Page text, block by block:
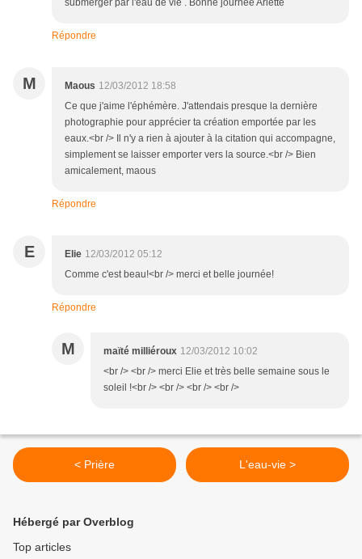
submerger par l'eau de vie . Bonne journée Arlette
Répondre
M Maous 12/03/2012 18:58
Ce que j'aime l'éphémère. J'attendais presque la dernière
photographie pour apprécier ta création emportée par les
eaux.<br /> Il n'y a rien à ajouter à la citation qui accompagne,
simplement se laisser emporter vers la source.<br /> Bien
amicalement, maous
Répondre
E Elie 12/03/2012 05:12
Comme c'est beau!<br /> merci et belle journée!
Répondre
M maïté milliéroux 12/03/2012 10:02
<br /> <br /> merci Elie et très belle semaine sous le
soleil !<br /> <br /> <br /> <br />
< Prière L'eau-vie >
Hébergé par Overblog
Top articles